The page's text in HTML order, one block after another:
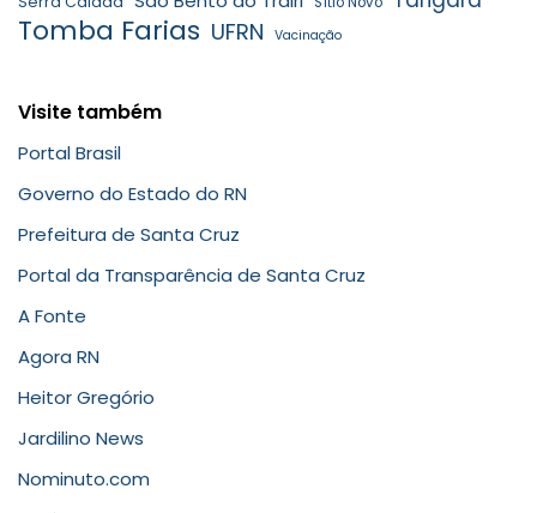
Tomba Farias UFRN Vacinação
Visite também
Portal Brasil
Governo do Estado do RN
Prefeitura de Santa Cruz
Portal da Transparência de Santa Cruz
A Fonte
Agora RN
Heitor Gregório
Jardilino News
Nominuto.com